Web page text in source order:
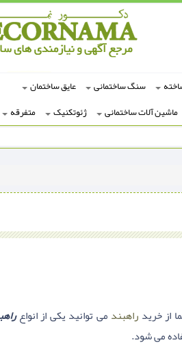
سنگ ساختمانی
عایق ساختمان
ماشین آلات ساختمانی ژئوتکنیک متفرقه
از خرید راهبند می توانید یکی از انواع
می شود.